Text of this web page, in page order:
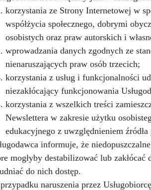
korzystania ze Strony Internetowej w
współżycia społecznego, dobrymi
osobistych oraz praw autorskich i
wprowadzania danych zgodnych ze
nienaruszających praw osób trzecich;
korzystania z usług i funkcjonalności
niezakłócający funkcjonowania
korzystania z wszelkich treści
Newslettera w zakresie użytku
edukacyjnego z uwzględnieniem
informuje, że
mogłyby destabilizować lub
do nich dostęp.
naruszenia przez